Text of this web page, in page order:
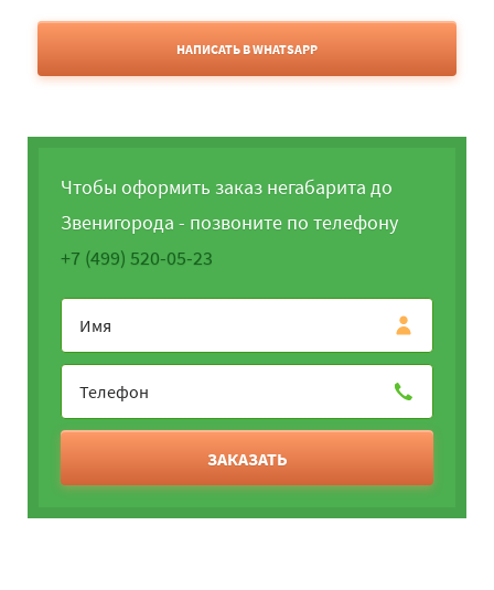
НАПИСАТЬ В WHATSAPP
Чтобы оформить заказ негабарита до
Звенигорода - позвоните по телефону
+7 (499) 520-05-23
ЗАКАЗАТЬ